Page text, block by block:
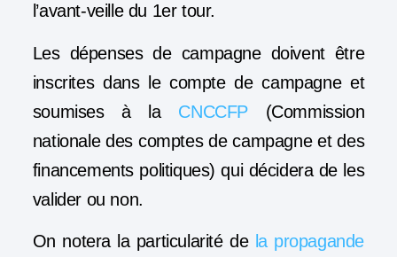
l’avant-veille du 1er tour.
Les dépenses de campagne doivent être
inscrites dans le compte de campagne et
soumises à la CNCCFP(Commission
nationale des comptes de campagne et des
financements politiques) qui décidera de les
valider ou non.
On notera la particularité de la propagande